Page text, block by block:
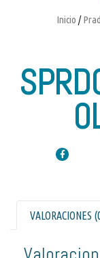
Inicio /
VALORACIONES